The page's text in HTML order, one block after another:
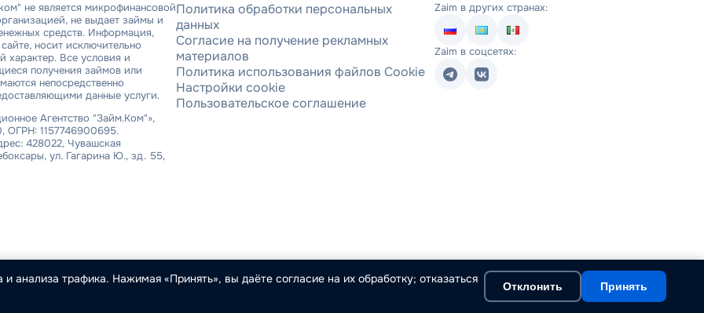
не является микрофинансовой
не выдает займы и
средств. Информация,
носит исключительно
характер. Все условия и
получения займов или
непосредственно
данные услуги.
Агентство "Займ.Ком"»,
ОГРН: 1157746900695.
428022, Чувашская
ул. Гагарина Ю., зд. 55,
Политика обработки персональных
данных
Согласие на получение рекламных
материалов
Политика использования файлов Cookie
Настройки cookie
Пользовательское соглашение
Zaim в других странах:
Zaim в соцсетях:
анализа трафика. Нажимая «Принять», вы даёте согласие на их обработку; отказаться
Отклонить Принять